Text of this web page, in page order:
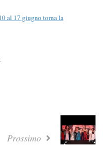
al 17 giugno torna la
Prossimo